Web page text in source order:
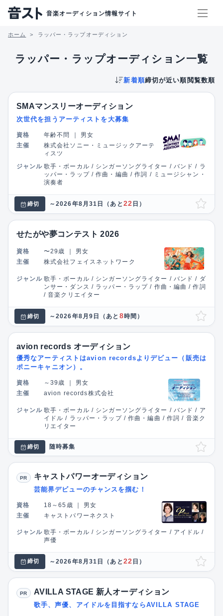
音楽オーディション情報サイト
ホーム ラッパー・ラップオーディション
ラッパー・ラップオーディション一覧
新着順締切が近い順閲覧数順
SMAマンスリーオーディション
次世代を担うアーティストを大募集
資格 年齢不問
男女
主催
株式会社ソニー・ミュージックアーテ
ィスツ
ジャンル 歌手・ボーカル / シンガーソングライター / バンド / ラ
ッパー・ラップ / 作曲・編曲 / 作詞 / ミュージシャン・
演奏者
締切 ～2026年8月31日 （あと 22 日）
せたがや夢コンテスト 2026
資格 〜29歳
男女
主催
株式会社フェイスネットワーク
ジャンル 歌手・ボーカル / シンガーソングライター / バンド / ダ
ンサー・ダンス / ラッパー・ラップ / 作曲・編曲 / 作詞
/ 音楽クリエイター
締切 ～2026年8月9日 （あと 8時間）
avion records オーディション
優秀なアーティストはavion recordsよりデビュー（販売は
ポニーキャニオン）。
資格 ～39歳
男女
主催
avion records株式会社
ジャンル 歌手・ボーカル / シンガーソングライター / バンド / ア
イドル / ラッパー・ラップ / 作曲・編曲 / 作詞 / 音楽ク
リエイター
締切 随時募集
PR キャストパワーオーディション
芸能界デビューのチャンスを掴む！
資格 18～65歳
男女
主催
キャストパワーネクスト
ジャンル 歌手・ボーカル / シンガーソングライター / アイドル /
声優
締切 ～2026年8月31日 （あと 22 日）
PR AVILLA STAGE 新人オーディション
歌手、声優、アイドルを目指すならAVILLA STAGE